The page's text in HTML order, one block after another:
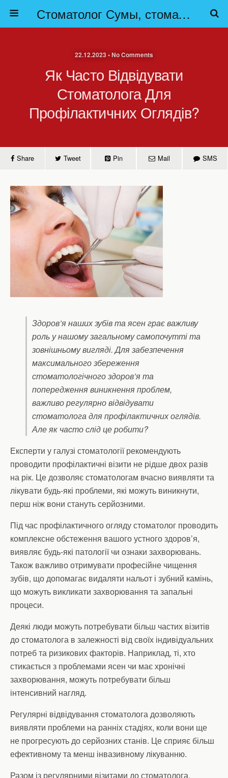
Стоматолог Сумы, стоматологические клиники Сумы, детская стоматология в Сумах. | Частная стоматология Сумы
22.12.2023 • No Comments
Як Часто Відвідувати
Стоматолога Для
Профілактичних Оглядів?
Share Tweet Pin Mail SMS
Здоров’я наших зубів та ясен грає важливу
роль у нашому загальному самопочутті та
зовнішньому вигляді. Для забезпечення
максимального збереження
стоматологічного здоров’я та
попередження виникнення проблем,
важливо регулярно відвідувати
стоматолога для профілактичних оглядів.
Але як часто слід це робити?
Експерти у галузі стоматології рекомендують
проводити профілактичні візити не рідше двох разів
на рік. Це дозволяє стоматологам вчасно виявляти та
лікувати будь-які проблеми, які можуть виникнути,
перш ніж вони стануть серйозними.
Під час профілактичного огляду стоматолог проводить
комплексне обстеження вашого устного здоров’я,
виявляє будь-які патології чи ознаки захворювань.
Також важливо отримувати професійне чищення
зубів, що допомагає видаляти нальот і зубний камінь,
що можуть викликати захворювання та запальні
процеси.
Деякі люди можуть потребувати більш частих візитів
до стоматолога в залежності від своїх індивідуальних
потреб та ризикових факторів. Наприклад, ті, хто
стикається з проблемами ясен чи має хронічні
захворювання, можуть потребувати більш
інтенсивний нагляд.
Регулярні відвідування стоматолога дозволяють
виявляти проблеми на ранніх стадіях, коли вони ще
не прогресують до серйозних станів. Це сприяє більш
ефективному та менш інвазивному лікуванню.
Разом із регулярними візитами до стоматолога,